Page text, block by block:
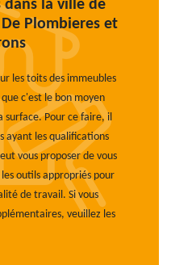
dans la ville de
Plombieres et
les toits des immeubles
c'est le bon moyen
surface. Pour ce faire, il
ayant les qualifications
vous proposer de vous
outils appropriés pour
de travail. Si vous
veuillez les